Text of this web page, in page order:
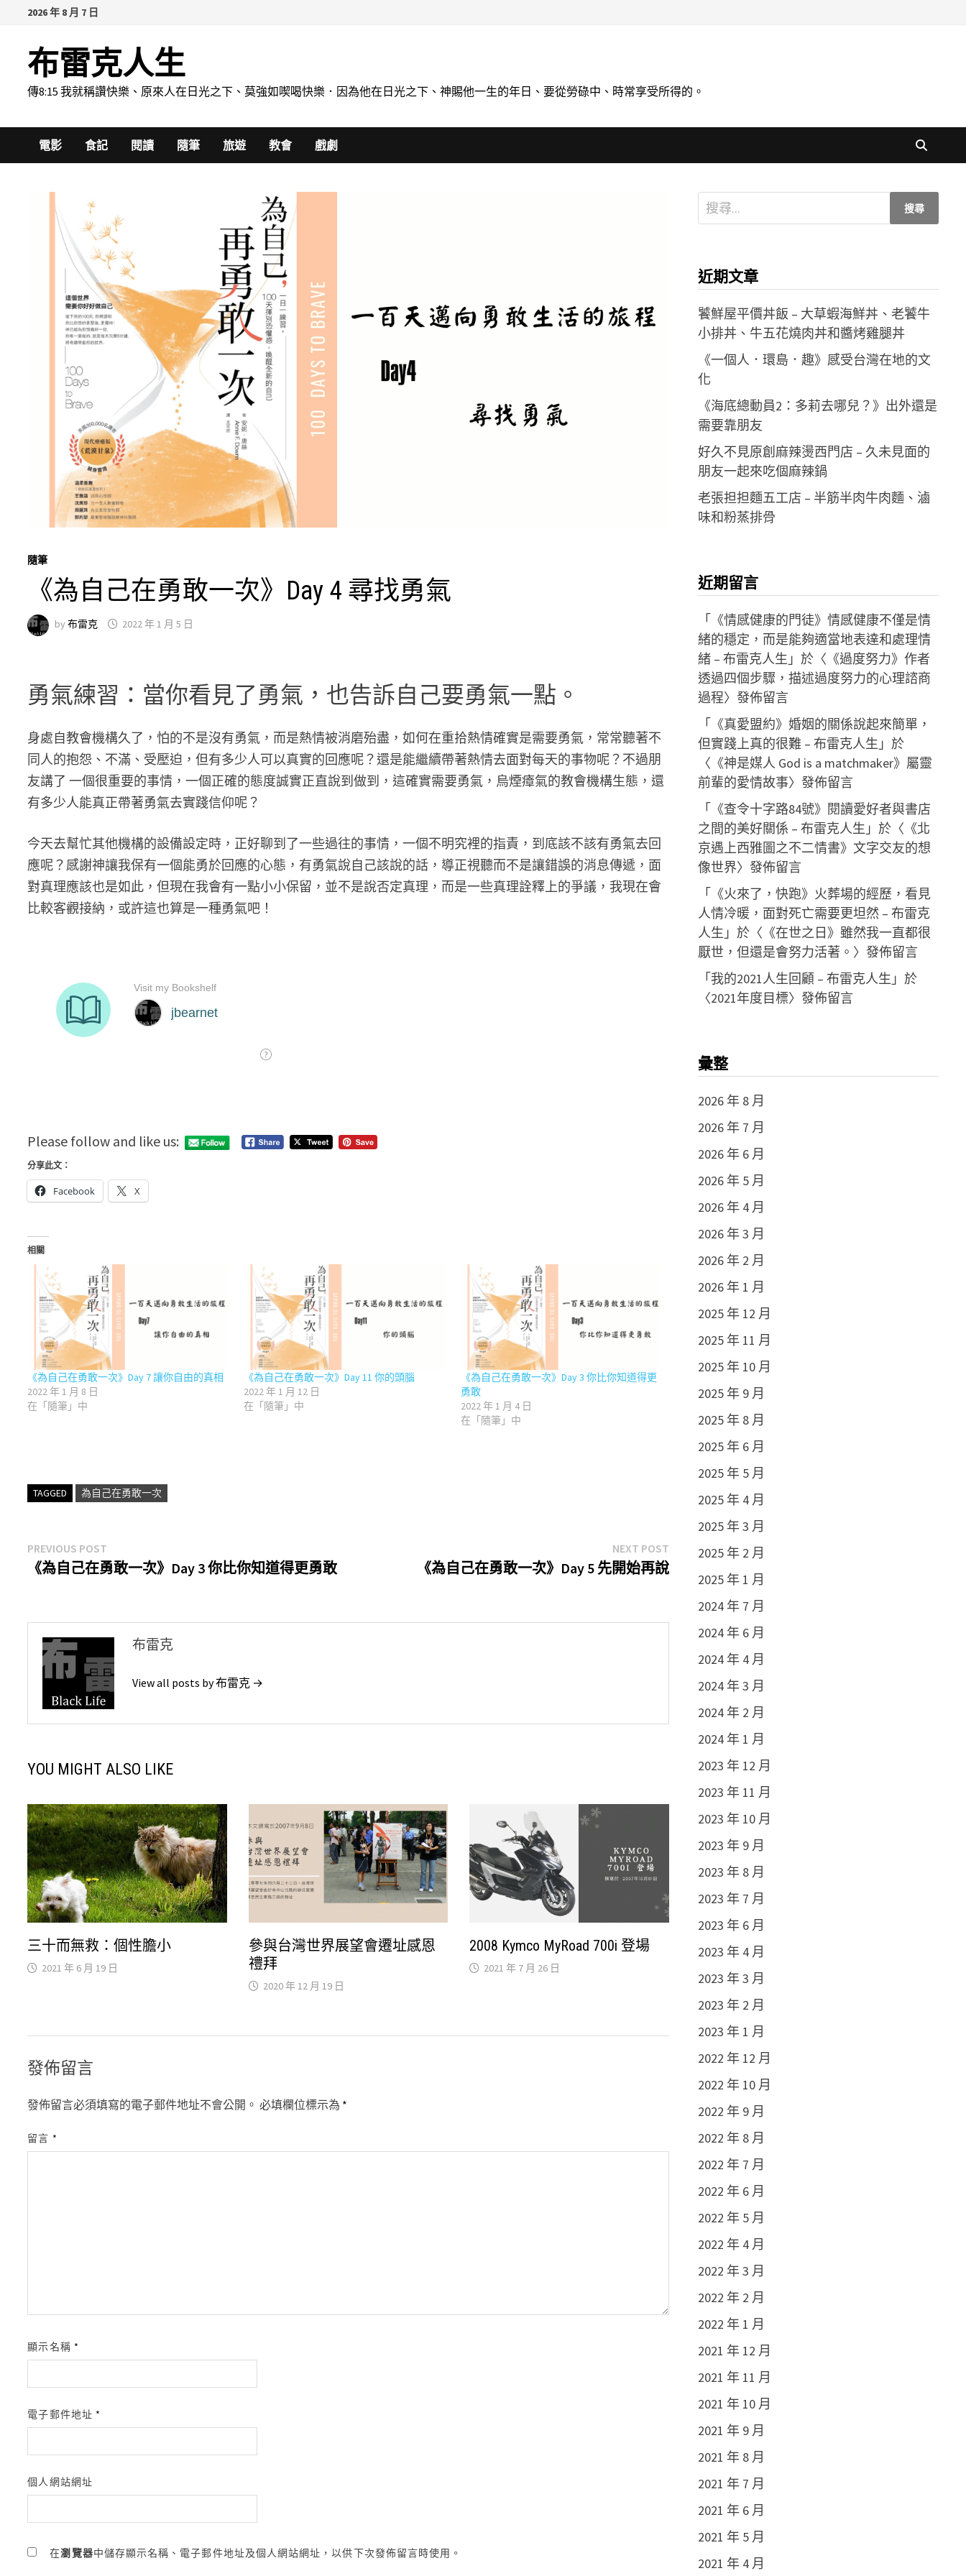
content
2026 年 8 月 7 日
布雷克人生
傳8:15 我就稱讚快樂、原來人在日光之下、莫強如喫喝快樂．因為他在日光之下、神賜他一生的年日、要從勞碌中、時常享受所得的。
電影 食記 閱讀 隨筆 旅遊 教會 戲劇
隨筆
《為自己在勇敢一次》Day 4 尋找勇氣
by布雷克 2022 年 1 月 5 日
勇氣練習：當你看見了勇氣，也告訴自己要勇氣一點。
身處自教會機構久了，怕的不是沒有勇氣，而是熱情被消磨殆盡，如何在重拾熱情確實是需要勇氣，常常聽著不
同人的抱怨、不滿、受壓迫，但有多少人可以真實的回應呢？還是能繼續帶著熱情去面對每天的事物呢？不過朋
友講了 一個很重要的事情，一個正確的態度誠實正直說到做到，這確實需要勇氣，烏煙瘴氣的教會機構生態，還
有多少人能真正帶著勇氣去實踐信仰呢？
今天去幫忙其他機構的設備設定時，正好聊到了一些過往的事情，一個不明究裡的指責，到底該不該有勇氣去回
應呢？感謝神讓我保有一個能勇於回應的心態，有勇氣說自己該說的話，導正視聽而不是讓錯誤的消息傳遞，面
對真理應該也是如此，但現在我會有一點小小保留，並不是說否定真理，而是一些真理詮釋上的爭議，我現在會
比較客觀接納，或許這也算是一種勇氣吧！
Please follow and like us:
分享此文：
Facebook X
相關
《為自己在勇敢一次》Day 7 讓你自由的真相
2022 年 1 月 8 日
在「隨筆」中
《為自己在勇敢一次》Day 11 你的頭腦
2022 年 1 月 12 日
在「隨筆」中
《為自己在勇敢一次》Day 3 你比你知道得更
勇敢
2022 年 1 月 4 日
在「隨筆」中
TAGGED 為自己在勇敢一次
文
章
覽
PREVIOUS POST
post:
《為自己在勇敢一次》Day 3 你比你知道得更勇敢
NEXT POSTNext
post:
《為自己在勇敢一次》Day 5 先開始再說
布雷克
View all posts by 布雷克 →
YOU MIGHT ALSO LIKE
三十而無救：個性膽小
2021 年 6 月 19 日
參與台灣世界展望會遷址感恩
禮拜
2020 年 12 月 19 日
2008 Kymco MyRoad 700i 登場
2021 年 7 月 26 日
發佈留言
發佈留言必須填寫的電子郵件地址不會公開。 必填欄位標示為 *
留言 *
顯示名稱 *
電子郵件地址 *
個人網站網址
在瀏覽器中儲存顯示名稱、電子郵件地址及個人網站網址，以供下次發佈留言時使用。
搜
尋
字:
近期文章
饕鮮屋平價丼飯 – 大草蝦海鮮丼、老饕牛
小排丼、牛五花燒肉丼和醬烤雞腿丼
《一個人．環島．趣》感受台灣在地的文
化
《海底總動員2：多莉去哪兒？》出外還是
需要靠朋友
好久不見原創麻辣燙西門店 – 久未見面的
朋友一起來吃個麻辣鍋
老張担担麵五工店 – 半筋半肉牛肉麵、滷
味和粉蒸排骨
近期留言
「 《情感健康的門徒》情感健康不僅是情
緒的穩定，而是能夠適當地表達和處理情
緒 – 布雷克人生 」於〈 《過度努力》作者
透過四個步驟，描述過度努力的心理諮商
過程〉發佈留言
「 《真愛盟約》婚姻的關係說起來簡單，
但實踐上真的很難 – 布雷克人生 」於
〈 《神是媒人 God is a matchmaker》屬靈
前輩的愛情故事〉發佈留言
「 《查令十字路84號》閱讀愛好者與書店
之間的美好關係 – 布雷克人生 」於〈 《北
京遇上西雅圖之不二情書》文字交友的想
像世界〉發佈留言
「 《火來了，快跑》火葬場的經歷，看見
人情冷暖，面對死亡需要更坦然 – 布雷克
人生 」於〈 《在世之日》雖然我一直都很
厭世，但還是會努力活著。 〉發佈留言
「我的2021人生回顧 – 布雷克人生 」於
〈2021年度目標〉發佈留言
彙整
2026 年 8 月
2026 年 7 月
2026 年 6 月
2026 年 5 月
2026 年 4 月
2026 年 3 月
2026 年 2 月
2026 年 1 月
2025 年 12 月
2025 年 11 月
2025 年 10 月
2025 年 9 月
2025 年 8 月
2025 年 6 月
2025 年 5 月
2025 年 4 月
2025 年 3 月
2025 年 2 月
2025 年 1 月
2024 年 7 月
2024 年 6 月
2024 年 4 月
2024 年 3 月
2024 年 2 月
2024 年 1 月
2023 年 12 月
2023 年 11 月
2023 年 10 月
2023 年 9 月
2023 年 8 月
2023 年 7 月
2023 年 6 月
2023 年 4 月
2023 年 3 月
2023 年 2 月
2023 年 1 月
2022 年 12 月
2022 年 10 月
2022 年 9 月
2022 年 8 月
2022 年 7 月
2022 年 6 月
2022 年 5 月
2022 年 4 月
2022 年 3 月
2022 年 2 月
2022 年 1 月
2021 年 12 月
2021 年 11 月
2021 年 10 月
2021 年 9 月
2021 年 8 月
2021 年 7 月
2021 年 6 月
2021 年 5 月
2021 年 4 月